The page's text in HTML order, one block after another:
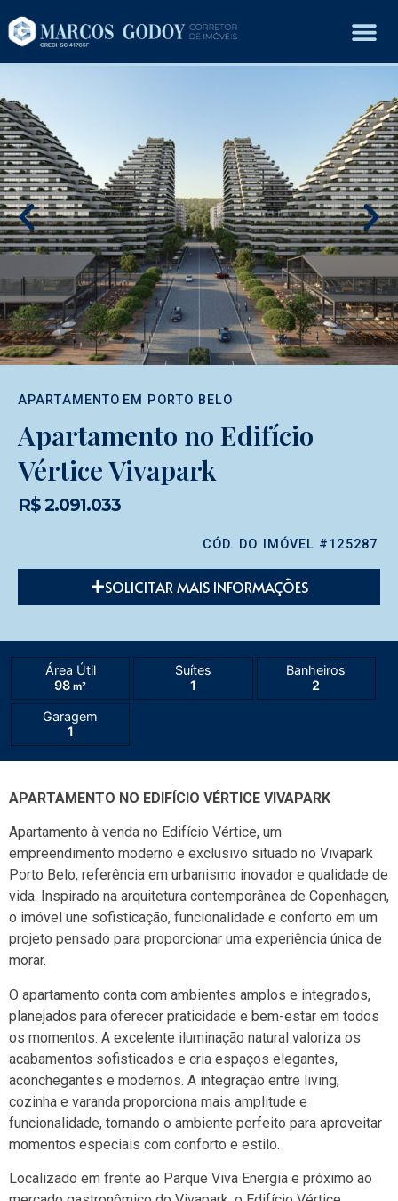
APARTAMENTO EM PORTO BELO
Apartamento no Edifício
Vértice Vivapark
R$ 2.091.033
CÓD. DO IMÓVEL #125287
SOLICITAR MAIS INFORMAÇÕES
Área Útil
98 m²
Suítes
1
Banheiros
2
Garagem
1
APARTAMENTO NO EDIFÍCIO VÉRTICE VIVAPARK
Apartamento à venda no Edifício Vértice, um
empreendimento moderno e exclusivo situado no Vivapark
Porto Belo, referência em urbanismo inovador e qualidade de
vida. Inspirado na arquitetura contemporânea de Copenhagen,
o imóvel une sofisticação, funcionalidade e conforto em um
projeto pensado para proporcionar uma experiência única de
morar.
O apartamento conta com ambientes amplos e integrados,
planejados para oferecer praticidade e bem-estar em todos
os momentos. A excelente iluminação natural valoriza os
acabamentos sofisticados e cria espaços elegantes,
aconchegantes e modernos. A integração entre living,
cozinha e varanda proporciona mais amplitude e
funcionalidade, tornando o ambiente perfeito para aproveitar
momentos especiais com conforto e estilo.
Localizado em frente ao Parque Viva Energia e próximo ao